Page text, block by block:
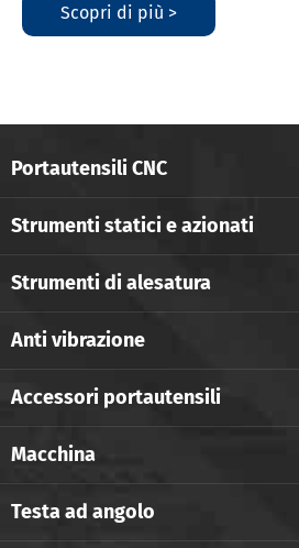
Scopri di più >
Portautensili CNC
Strumenti statici e azionati
Strumenti di alesatura
Anti vibrazione
Accessori portautensili
Macchina
Testa ad angolo